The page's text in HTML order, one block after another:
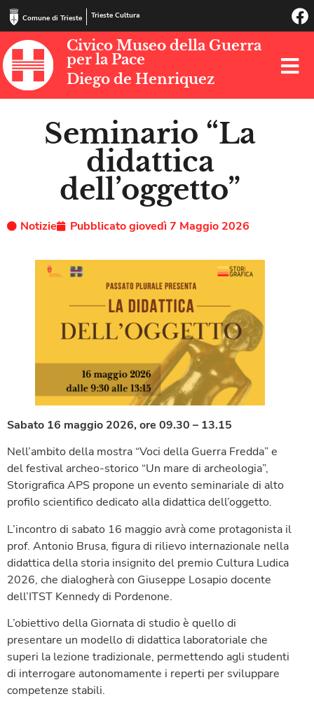
Comune di Trieste Trieste Cultura
Civico Museo della Guerra
per la Pace
Diego de Henriquez
Seminario “La
didattica
dell’oggetto”
Notizie Pubblicatogiovedì 7 Maggio 2026
Sabato 16 maggio 2026, ore 09.30 – 13.15
Nell’ambito della mostra “Voci della Guerra Fredda” e
del festival archeo-storico “Un mare di archeologia”,
Storigrafica APS propone un evento seminariale di alto
profilo scientifico dedicato alla didattica dell’oggetto.
L’incontro di sabato 16 maggio avrà come protagonista il
prof. Antonio Brusa, figura di rilievo internazionale nella
didattica della storia insignito del premio Cultura Ludica
2026, che dialogherà con Giuseppe Losapio docente
dell’ITST Kennedy di Pordenone.
L’obiettivo della Giornata di studio è quello di
presentare un modello di didattica laboratoriale che
superi la lezione tradizionale, permettendo agli studenti
di interrogare autonomamente i reperti per sviluppare
competenze stabili.